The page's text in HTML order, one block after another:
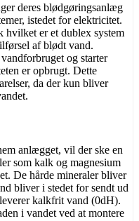
deres blødgøringsanlæg
istedet for elektricitet.
hvilket er et dublex system
af blødt vand.
og starter
er opbrugt. Dette
da der kun bliver
anlægget, vil der ske en
som kalk og magnesium
De hårde mineraler bliver
bliver i stedet for sendt ud
kalkfrit vand (0dH).
i vandet ved at montere